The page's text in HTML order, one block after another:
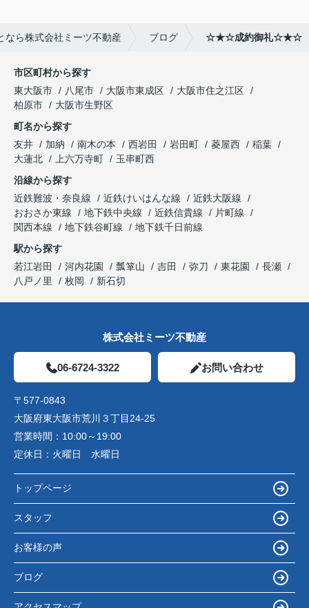
なら株式会社ミーツ不動産 ブログ ☆★☆成約御礼☆★☆
市区町村から探す
東大阪市
八尾市 大阪市東成区
大阪市住之江区
柏原市
大阪市生野区
町名から探す
友井
加納 南木の本 西岩田 岩田町 菱屋西
稲葉
大蓮北
上六万寺町
玉串町西
沿線から探す
近鉄難波・奈良線
近鉄けいはんな線
近鉄大阪線
おおさか東線
地下鉄中央線 近鉄信貴線
片町線
関西本線
地下鉄谷町線
地下鉄千日前線
駅から探す
若江岩田
河内花園 瓢箪山 吉田 弥刀 東花園
長瀬
八戸ノ里
枚岡 新石切
株式会社ミーツ不動産
06-6724-3322 お問い合わせ
〒577-0843
大阪府東大阪市荒川３丁目24-25
営業時間： 10:00～19:00
定休日： 火曜日 水曜日
トップページ
スタッフ
お客様の声
ブログ